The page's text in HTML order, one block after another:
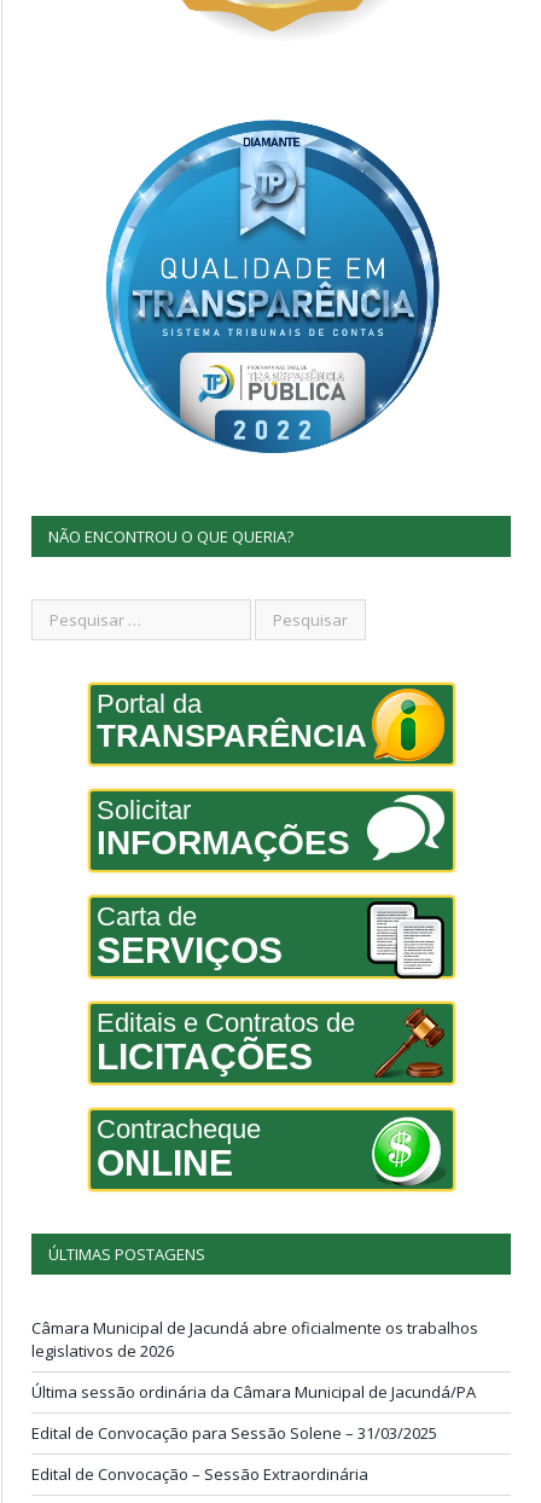
NÃO ENCONTROU O QUE QUERIA?
Portal da
TRANSPARÊNCIA
Solicitar
INFORMAÇÕES
Carta de
SERVIÇOS
Editais e Contratos de
LICITAÇÕES
Contracheque
ONLINE
ÚLTIMAS POSTAGENS
Câmara Municipal de Jacundá abre oficialmente os trabalhos
legislativos de 2026
Última sessão ordinária da Câmara Municipal de Jacundá/PA
Edital de Convocação para Sessão Solene – 31/03/2025
Edital de Convocação – Sessão Extraordinária